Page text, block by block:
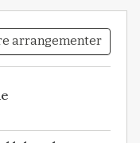
arrangementer